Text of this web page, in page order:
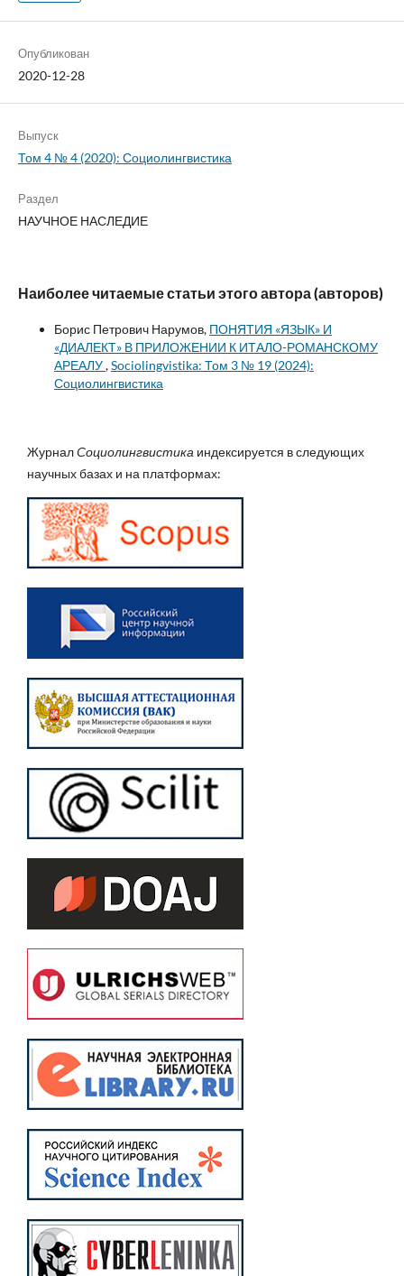
Опубликован
2020-12-28
Выпуск
Том 4 № 4 (2020): Социолингвистика
Раздел
НАУЧНОЕ НАСЛЕДИЕ
Наиболее читаемые статьи этого автора (авторов)
Борис Петрович Нарумов, ПОНЯТИЯ «ЯЗЫК» И
«ДИАЛЕКТ» В ПРИЛОЖЕНИИ К ИТАЛО-РОМАНСКОМУ
АРЕАЛУ,Sociolingvistika: Том 3 № 19 (2024):
Социолингвистика
ЖурналСоциолингвистика индексируется в следующих
научных базах и на платформах: